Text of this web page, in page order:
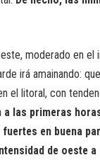
moderado en
irá amainando:
el litoral, con
a las primeras
fuertes en buena
de oeste a